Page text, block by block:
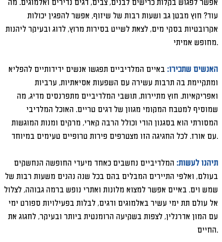
אפשר לפגוש בקלות כרישים לבנים, צבים, דגים נדירים ואלמוגים. מה
עוד? חוץ מבטן גב ושעות רבות של שיזוף, אפשר להפגין יכולות
אקרובטיות בסקי מים, לצאת לשייט בסירות מרוץ, לדוג ובעיקר ליהנות
מחופש אמיתי.
האנשים שתכירו: באיים המלדיביים תפגשו אנשים ידידותיים להפליא
ומתקיימת בה תרבות עשירה עם השפעות אסיאתיות, ערביות
ואפריקאיות. חוץ מתיירות, תושבי המלדיביים מתפרנסים מדיג, מה
שמוסיף למטבח המקומי מגוון של דגים טריים. האוכל המלדיבי
המסורתי הוא בסגנון הודי וכולל הרבה קארי, מרקים ומנות המוגשות
עם אורז. לכל החגיגה הזו מצטרפים פירות טרופיים טעימים במיוחד.
תיהנו לעשות: המלדיביים נחשבים כאחד מיעדי החופשה הנחשקים
בעולם, ואלפי התיירים המבלים בהם בכל שנה נהנים משעות רבות של
שמש וים. באיים אפשר למצוא מלונות ואתרי נופש ברמה גבוהה, לצלול
אל עולם תת ימי עשיר באלמוגים ודגים, לבלות בפעילויות ספורט ימי
עם המון אדרנלין, לצפות בשקיעה הרומנטית ביותר ובעיקר, לחגוג את
החיים.